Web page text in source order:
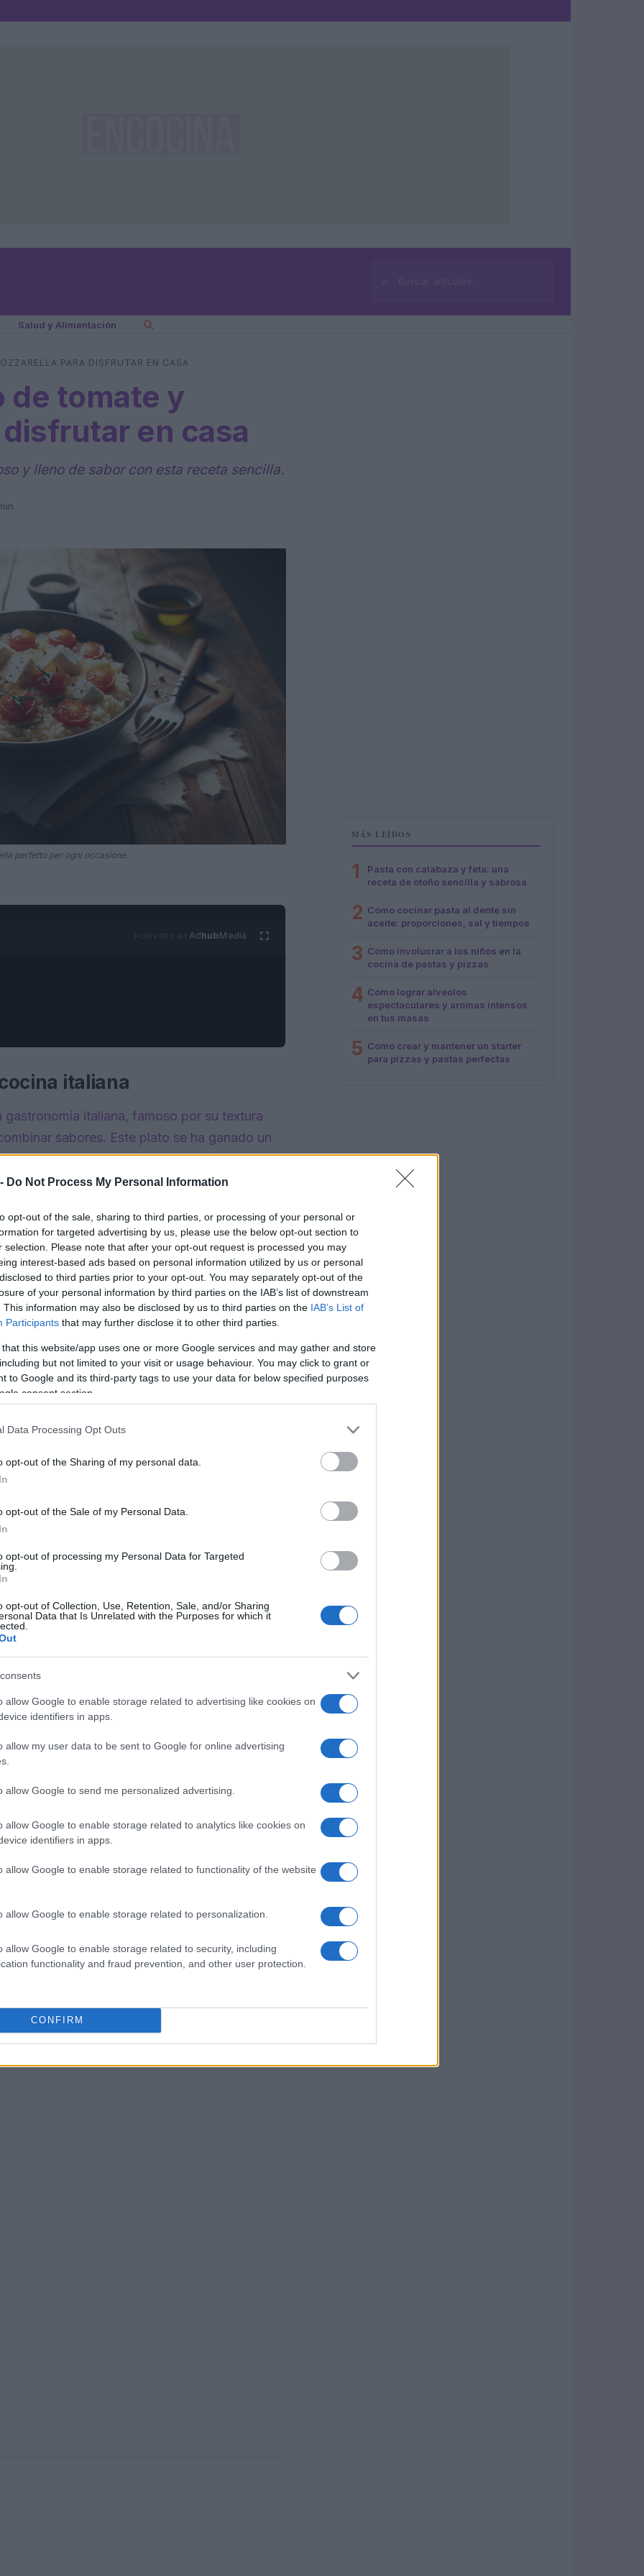
Do Not Process My Personal Information
opt-out of the sale, sharing to third parties, or processing of your personal or
for targeted advertising by us, please use the below opt-out section to
selection. Please note that after your opt-out request is processed you may
interest-based ads based on personal information utilized by us or personal
to third parties prior to your opt-out. You may separately opt-out of the
of your personal information by third parties on the IAB’s list of downstream
This information may also be disclosed by us to third parties on the IAB’s List of
Participants that may further disclose it to other third parties.
that this website/app uses one or more Google services and may gather and store
but not limited to your visit or usage behaviour. You may click to grant or
to Google and its third-party tags to use your data for below specified purposes
consent section.
Data Processing Opt Outs
opt-out of the Sharing of my personal data.
opt-out of the Sale of my Personal Data.
opt-out of processing my Personal Data for Targeted
opt-out of Collection, Use, Retention, Sale, and/or Sharing
Data that Is Unrelated with the Purposes for which it
allow Google to enable storage related to advertising like cookies on
identifiers in apps.
allow my user data to be sent to Google for online advertising
allow Google to send me personalized advertising.
allow Google to enable storage related to analytics like cookies on
identifiers in apps.
allow Google to enable storage related to functionality of the website
allow Google to enable storage related to personalization.
allow Google to enable storage related to security, including
functionality and fraud prevention, and other user protection.
CONFIRM
⌕Buscar
Salud y Alimentación
PARA DISFRUTAR EN CASA
de tomate y
en casa
y lleno de sabor con esta receta sencilla.
perfetto per ogni occasione.
AdhubMedia
italiana
italiana, famoso por su textura
sabores. Este plato se ha ganado un
a su capacidad de adaptarse a diferentes
exploraremos una deliciosa receta de
un toque fresco y mediterráneo a este
un risotto perfecto
necesitarás los siguientes
o enlatados, cebolla, ajo, vino blanco,
y queso parmesano. La elección de los
intenso, los tomates frescos son ideales,
más suave. Además, la mozzarella
de tomate y mozzarella
tomates frescos, pélalos y quítales las
obtener una salsa con textura. En una
y sofríe cebolla y ajo hasta que estén
un par de minutos para que absorba los
y añade los tomates triturados. A partir de
a poco, removiendo constantemente para
del risotto.
más sabroso
añadir un toque de azúcar si los tomates
con diferentes ingredientes, como
para un toque picante. Al final de la cocción,
hasta que se derritan y se
decorado con hojas de albahaca para
MÁS LEÍDOS
1
Pasta con calabaza y feta: una
receta de otoño sencilla y sabrosa
2 Cómo cocinar pasta al dente sin
aceite: proporciones, sal y tiempos
3 Cómo involucrar a los niños en la
cocina de pastas y pizzas
4 Cómo lograr alveolos
espectaculares y aromas intensos
en tus masas
5 Cómo crear y mantener un starter
para pizzas y pastas perfectas